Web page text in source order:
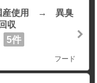
産使用 → 異臭
収
5件
フード